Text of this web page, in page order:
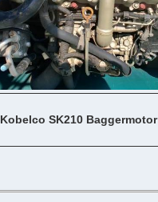
Kobelco SK210 Baggermotor